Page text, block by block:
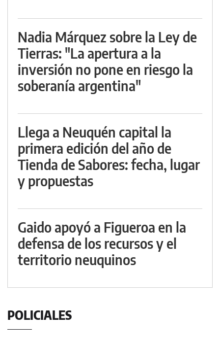
Nadia Márquez sobre la Ley de
Tierras: "La apertura a la
inversión no pone en riesgo la
soberanía argentina"
Llega a Neuquén capital la
primera edición del año de
Tienda de Sabores: fecha, lugar
y propuestas
Gaido apoyó a Figueroa en la
defensa de los recursos y el
territorio neuquinos
POLICIALES